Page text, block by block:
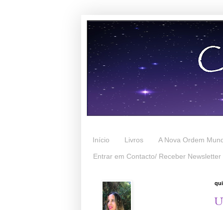
Início Livros A Nova Ordem
Entrar em Contacto/ Receber Newsletter